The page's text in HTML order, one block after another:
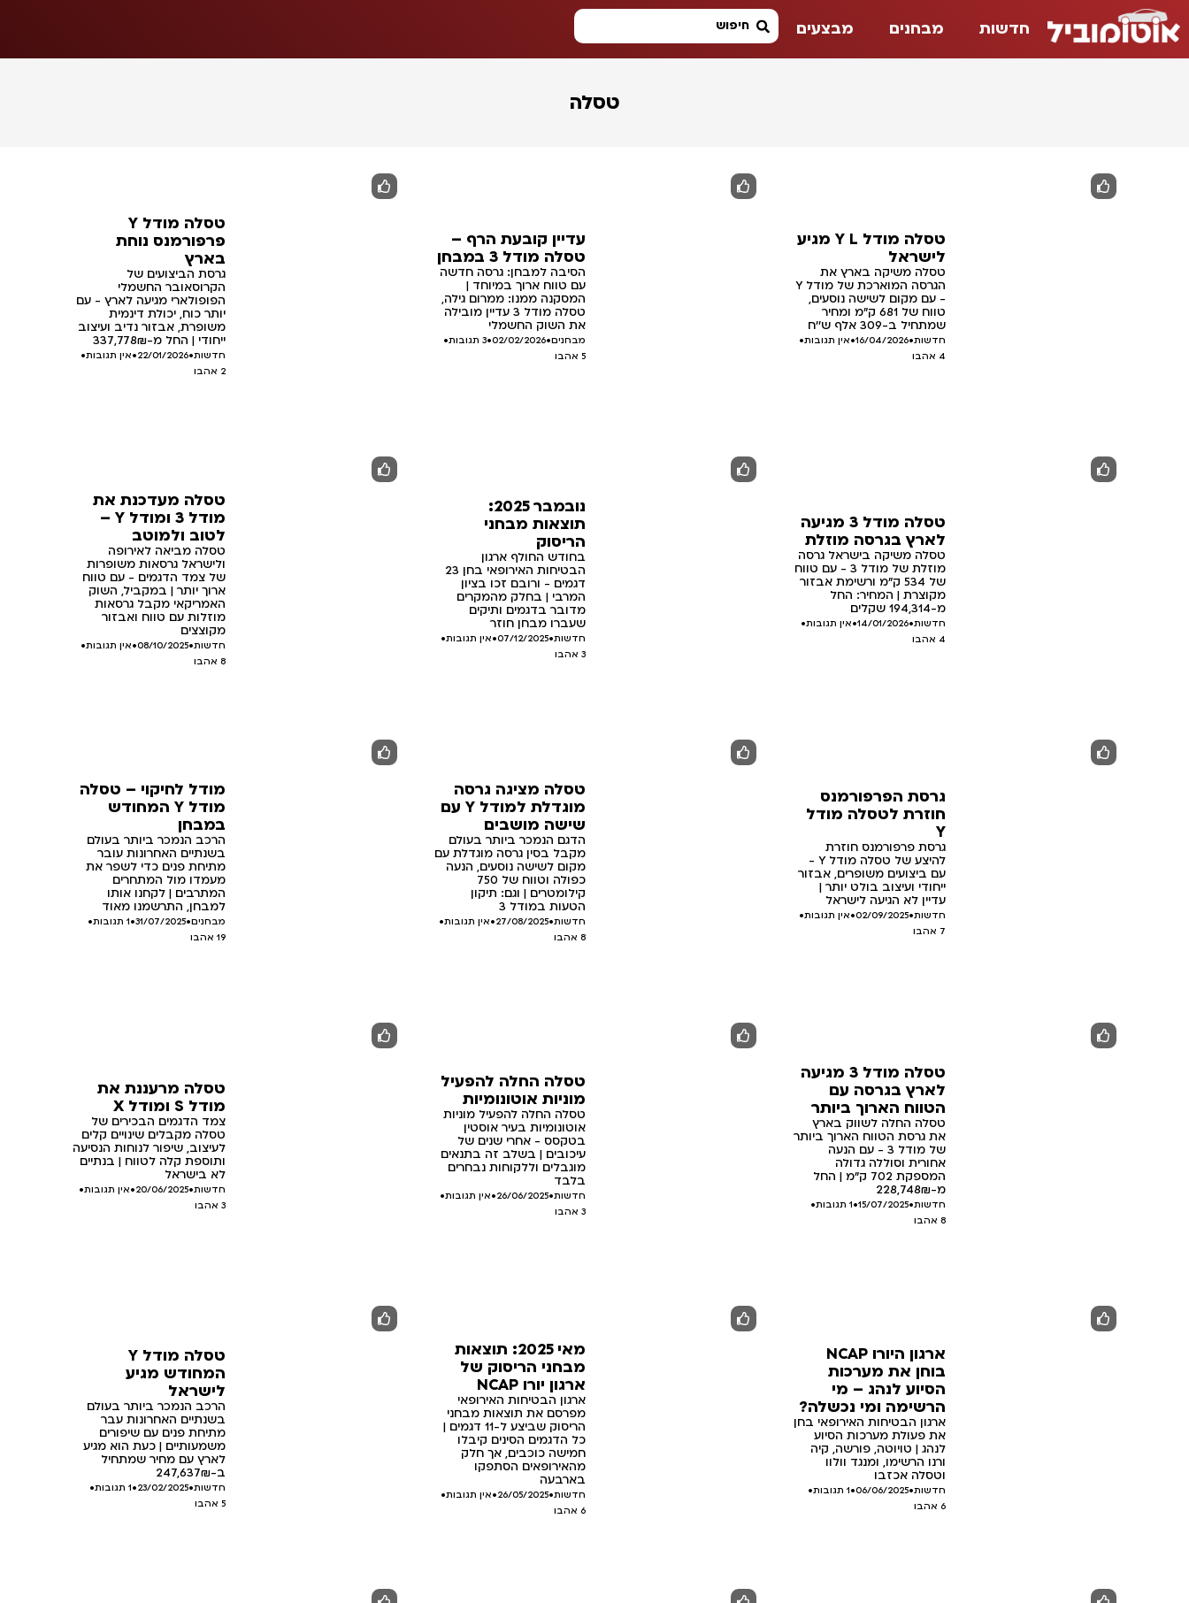
חדשות מבחנים מבצעים
טסלה
טסלה מודל Y L מגיע
לישראל
טסלה משיקה בארץ את
הגרסה המוארכת של מודל Y
- עם מקום לשישה נוסעים,
טווח של 681 ק"מ ומחיר
שמתחיל ב-309 אלף ש''ח
חדשות•
16/04/2026
•אין תגובות•
4 אהבו
עדיין קובעת הרף –
טסלה מודל 3 במבחן
הסיבה למבחן: גרסה חדשה
עם טווח ארוך במיוחד |
המסקנה ממנו: ממרום גילה,
טסלה מודל 3 עדיין מובילה
את השוק החשמלי
מבחנים•
02/02/2026
•3 תגובות
•
5אהבו
טסלה מודל Y
פרפורמנס נוחת
בארץ
גרסת הביצועים של
הקרוסאובר החשמלי
הפופולארי מגיעה לארץ - עם
יותר כוח, יכולת דינמית
משופרת, אבזור נדיב ועיצוב
ייחודי | החל מ-337,778₪
חדשות•
22/01/2026
•אין תגובות•
2 אהבו
טסלה מודל 3 מגיעה
לארץ בגרסה מוזלת
טסלה משיקה בישראל גרסה
מוזלת של מודל 3 - עם טווח
של 534 ק"מ ורשימת אבזור
מקוצרת | המחיר: החל
מ-194,314 שקלים
חדשות•
14/01/2026
•אין תגובות•
4 אהבו
נובמבר 2025:
תוצאות מבחני
הריסוק
בחודש החולף ארגון
הבטיחות האירופאי בחן 23
דגמים - ורובם זכו בציון
המרבי | בחלק מהמקרים
מדובר בדגמים ותיקים
שעברו מבחן חוזר
חדשות•
07/12/2025
•אין תגובות•
3אהבו
טסלה מעדכנת את
מודל 3 ומודל Y –
לטוב ולמוטב
טסלה מביאה לאירופה
ולישראל גרסאות משופרות
של צמד הדגמים - עם טווח
ארוך יותר | במקביל, השוק
האמריקאי מקבל גרסאות
מוזלות עם טווח ואבזור
מקוצצים
חדשות•
08/10/2025
•אין תגובות•
8אהבו
גרסת הפרפורמנס
חוזרת לטסלה מודל
Y
גרסת פרפורמנס חוזרת
להיצע של טסלה מודל Y -
עם ביצועים משופרים, אבזור
ייחודי ועיצוב בולט יותר |
עדיין לא הגיעה לישראל
חדשות•
02/09/2025
•אין תגובות•
7 אהבו
טסלה מציגה גרסה
מוגדלת למודל Y עם
שישה מושבים
הדגם הנמכר ביותר בעולם
מקבל בסין גרסה מוגדלת עם
מקום לשישה נוסעים, הנעה
כפולה וטווח של 750
קילומטרים | וגם: תיקון
הטעות במודל 3
חדשות•
27/08/2025
•אין תגובות•
8אהבו
מודל לחיקוי – טסלה
מודל Y המחודש
במבחן
הרכב הנמכר ביותר בעולם
בשנתיים האחרונות עובר
מתיחת פנים כדי לשפר את
מעמדו מול המתחרים
המתרבים | לקחנו אותו
למבחן, התרשמנו מאוד
מבחנים•
31/07/2025
•1 תגובות
•
19אהבו
טסלה מודל 3 מגיעה
לארץ בגרסה עם
הטווח הארוך ביותר
טסלה החלה לשווק בארץ
את גרסת הטווח הארוך ביותר
של מודל 3 - עם הנעה
אחורית וסוללה גדולה
המספקת 702 ק"מ | החל
מ-228,748₪
חדשות•
15/07/2025
•1 תגובות
•
8 אהבו
טסלה החלה להפעיל
מוניות אוטונומיות
טסלה החלה להפעיל מוניות
אוטונומיות בעיר אוסטין
בטקסס - אחרי שנים של
עיכובים | בשלב זה בתנאים
מוגבלים וללקוחות נבחרים
בלבד
חדשות•
26/06/2025
•אין תגובות•
3אהבו
טסלה מרעננת את
מודל S ומודל X
צמד הדגמים הבכירים של
טסלה מקבלים שינויים קלים
לעיצוב, שיפור לנוחות הנסיעה
ותוספת קלה לטווח | בנתיים
לא בישראל
חדשות•
20/06/2025
•אין תגובות•
3אהבו
ארגון היורו NCAP
בוחן את מערכות
הסיוע לנהג – מי
הרשימה ומי נכשלה?
ארגון הבטיחות האירופאי בחן
את פעולת מערכות הסיוע
לנהג | טויוטה, פורשה, קיה
ורנו הרשימו, ומנגד וולוו
וטסלה אכזבו
חדשות•
06/06/2025
•1 תגובות
•
6 אהבו
מאי 2025: תוצאות
מבחני הריסוק של
ארגון יורו NCAP
ארגון הבטיחות האירופאי
מפרסם את תוצאות מבחני
הריסוק שביצע ל-11 דגמים |
כל הדגמים הסינים קיבלו
חמישה כוכבים, אך חלק
מהאירופאים הסתפקו
בארבעה
חדשות•
26/05/2025
•אין תגובות•
6 אהבו
טסלה מודל Y
המחודש מגיע
לישראל
הרכב הנמכר ביותר בעולם
בשנתיים האחרונות עבר
מתיחת פנים עם שיפורים
משמעותיים | כעת הוא מגיע
לארץ עם מחיר שמתחיל
ב-247,637₪
חדשות•
23/02/2025
•1 תגובות
•
5אהבו